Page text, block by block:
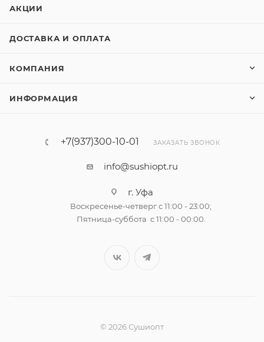
АКЦИИ
ДОСТАВКА И ОПЛАТА
КОМПАНИЯ
ИНФОРМАЦИЯ
+7(937)300-10-01 ЗАКАЗАТЬ ЗВОНОК
info@sushiopt.ru
г. Уфа
Воскресенье-четверг с 11:00 - 23:00;
Пятница-суббота с 11:00 - 00:00.
© 2026 Сушиопт